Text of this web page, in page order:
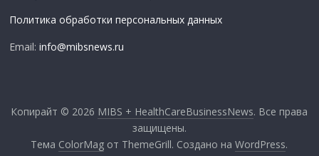
Политика обработки персональных данных
Email:info@mibsnews.ru
Копирайт © 2026 MIBS + HealthCareBusinessNews. Все права
защищены.
Тема ColorMag от ThemeGrill. Создано наWordPress.